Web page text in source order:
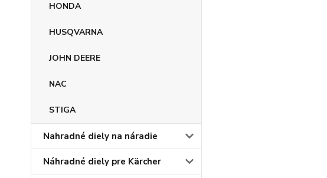
HONDA
HUSQVARNA
JOHN DEERE
NAC
STIGA
Nahradné diely na náradie
Náhradné diely pre Kärcher